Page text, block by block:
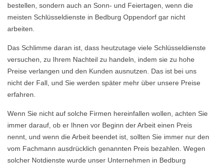
bestellen, sondern auch an Sonn- und Feiertagen, wenn die
meisten Schlüsseldienste in Bedburg Oppendorf gar nicht
arbeiten.
Das Schlimme daran ist, dass heutzutage viele Schlüsseldienste
versuchen, zu Ihrem Nachteil zu handeln, indem sie zu hohe
Preise verlangen und den Kunden ausnutzen. Das ist bei uns
nicht der Fall, und Sie werden später mehr über unsere Preise
erfahren.
Wenn Sie nicht auf solche Firmen hereinfallen wollen, achten Sie
immer darauf, ob er Ihnen vor Beginn der Arbeit einen Preis
nennt, und wenn die Arbeit beendet ist, sollten Sie immer nur den
vom Fachmann ausdrücklich genannten Preis bezahlen. Wegen
solcher Notdienste wurde unser Unternehmen in Bedburg